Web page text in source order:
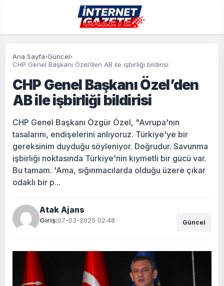
Ana Sayfa›Güncel›
CHP Genel Başkanı Özel’den AB ile işbirliği bildirisi
CHP Genel Başkanı Özel’den
AB ile işbirliği bildirisi
CHP Genel Başkanı Özgür Özel, "Avrupa'nın
tasalarını, endişelerini anlıyoruz. Türkiye'ye bir
gereksinim duyduğu söyleniyor. Doğrudur. Savunma
işbirliği noktasında Türkiye'nin kıymetli bir gücü var.
Bu tamam. 'Ama, sığınmacılarda olduğu üzere çıkar
odaklı bir p...
Atak Ajans
Giriş:07-03-2025 02:48 Güncel